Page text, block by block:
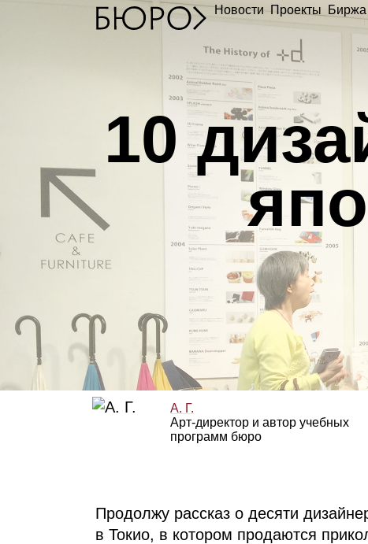
Новости Проекты Биржа
10
А. Г.
Арт‑директор и автор учебных
программ бюро
Продолжу рассказ о десяти
в Токио, в котором продаются